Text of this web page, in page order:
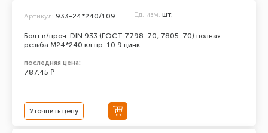
Болт в/проч. DIN 933 (ГОСТ 7798-70, 7805-70) полная
резьба М24*240 кл.пр. 10.9 цинк
Артикул: 933-24*240/109 Ед. изм. шт.
последняя цена:
787.45 ₽
Уточнить цену